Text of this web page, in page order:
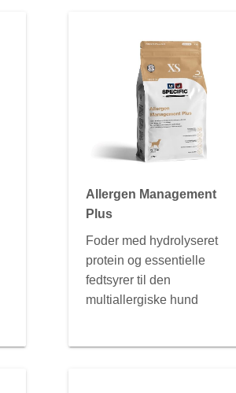
Allergen Management
Plus
Foder med hydrolyseret
protein og essentielle
fedtsyrer til den
multiallergiske hund